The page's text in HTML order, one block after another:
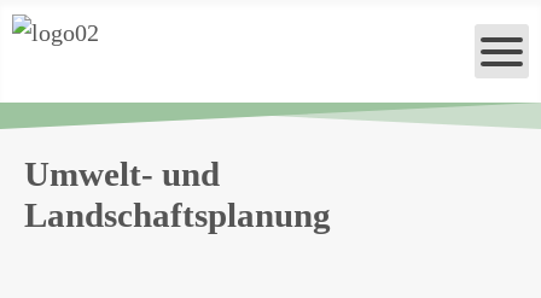
Umwelt- und
Landschaftsplanung